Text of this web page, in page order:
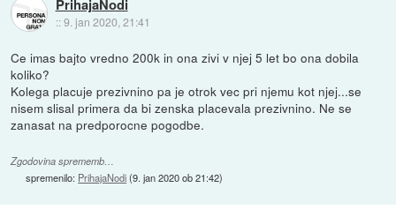
PrihajaNodi
::9. jan 2020, 21:41
Ce imas bajto vredno 200k in ona zivi v njej 5 let bo ona dobila
koliko?
Kolega placuje prezivnino pa je otrok vec pri njemu kot njej...se
nisem slisal primera da bi zenska placevala prezivnino. Ne se
zanasat na predporocne pogodbe.
Zgodovina sprememb…
spremenilo: PrihajaNodi(9. jan 2020 ob 21:42)